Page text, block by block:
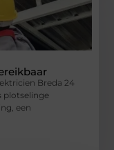
Breda 24
plotselinge
een